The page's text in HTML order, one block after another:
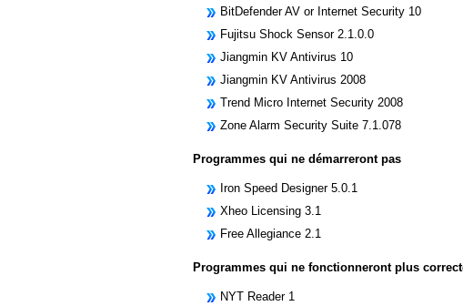
BitDefender AV or Internet Security 10
Fujitsu Shock Sensor 2.1.0.0
Jiangmin KV Antivirus 10
Jiangmin KV Antivirus 2008
Trend Micro Internet Security 2008
Zone Alarm Security Suite 7.1.078
Programmes qui ne démarreront pas
Iron Speed Designer 5.0.1
Xheo Licensing 3.1
Free Allegiance 2.1
Programmes qui ne fonctionneront plus
NYT Reader 1